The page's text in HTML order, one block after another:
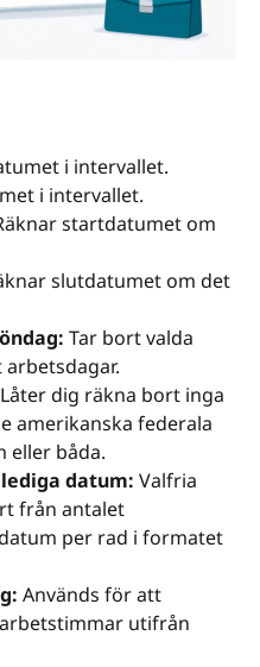
i intervallet.
i intervallet.
startdatumet om
slutdatumet om det
Tar bort valda
Låter dig räkna bort inga
amerikanska federala
eller båda.
datum: Valfria
från antalet
per rad i formatet
Används för att
utifrån